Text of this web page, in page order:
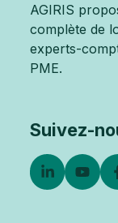
AGIRIS
complète de
experts-
PME.
Suivez-